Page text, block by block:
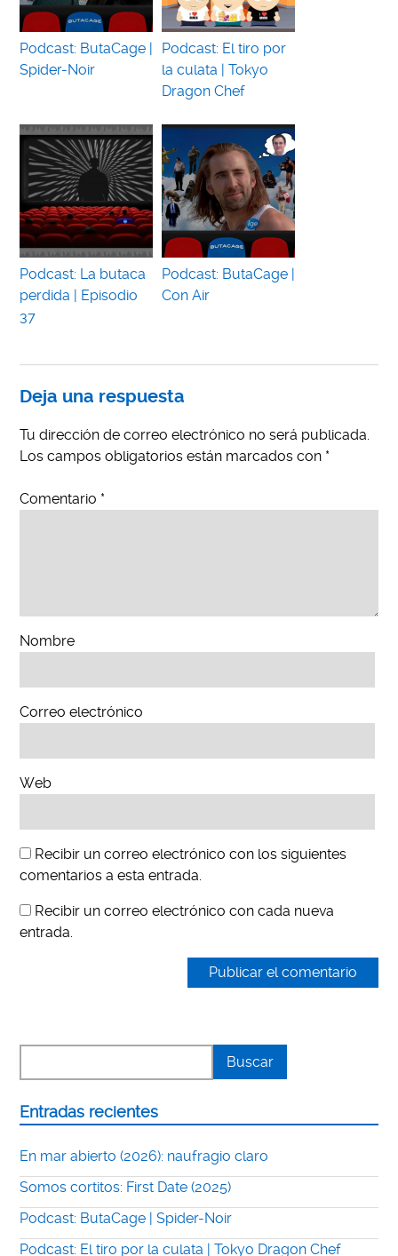
Podcast: ButaCage |
Spider-Noir
Podcast: El tiro por
la culata | Tokyo
Dragon Chef
Podcast: La butaca
perdida | Episodio
37
Podcast: ButaCage |
Con Air
Deja una respuesta
Tu dirección de correo electrónico no será publicada.
Los campos obligatorios están marcados con *
Comentario *
Nombre
Correo electrónico
Web
Recibir un correo electrónico con los siguientes
comentarios a esta entrada.
Recibir un correo electrónico con cada nueva
entrada.
Entradas recientes
En mar abierto (2026): naufragio claro
Somos cortitos: First Date (2025)
Podcast: ButaCage | Spider-Noir
Podcast: El tiro por la culata | Tokyo Dragon Chef